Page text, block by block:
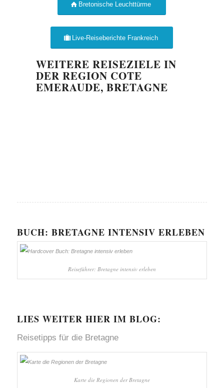
Bretonische Leuchttürme
Live-Reiseberichte Frankreich
WEITERE REISEZIELE IN
DER REGION COTE
EMERAUDE, BRETAGNE
BUCH: BRETAGNE INTENSIV ERLEBEN
Reiseführer: Bretagne intensiv erleben
LIES WEITER HIER IM BLOG:
Reisetipps für die Bretagne
Karte die Regionen der Bretagne